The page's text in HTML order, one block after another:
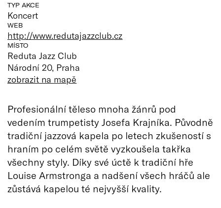
TYP AKCE
Koncert
WEB
http://www.redutajazzclub.cz
MÍSTO
Reduta Jazz Club
Národní 20, Praha
zobrazit na mapě
Profesionální těleso mnoha žánrů pod
vedením trumpetisty Josefa Krajníka. Původně
tradiční jazzová kapela po letech zkušeností s
hraním po celém světě vyzkoušela takřka
všechny styly. Díky své úctě k tradiční hře
Louise Armstronga a nadšení všech hráčů ale
zůstává kapelou té nejvyšší kvality.